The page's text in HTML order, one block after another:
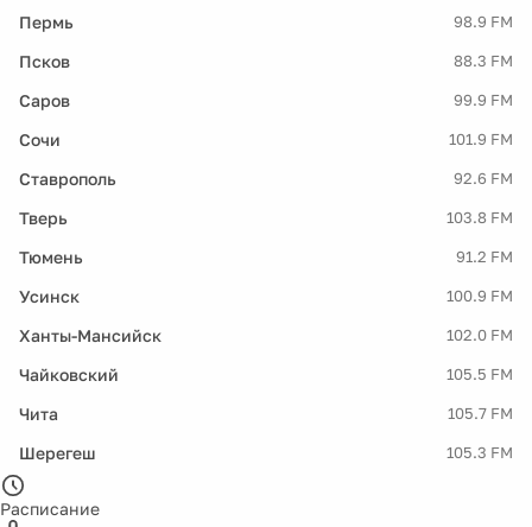
Пермь 98.9 FM
Псков 88.3 FM
Саров 99.9 FM
Сочи 101.9 FM
Ставрополь 92.6 FM
Тверь 103.8 FM
Тюмень 91.2 FM
Усинск 100.9 FM
Ханты-Мансийск 102.0 FM
Чайковский 105.5 FM
Чита 105.7 FM
Шерегеш 105.3 FM
Расписание